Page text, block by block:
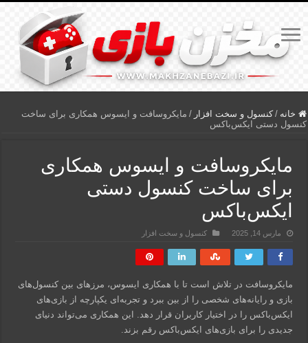
خانه / کنسول و سخت افزار / مایکروسافت و ایسوس همکاری برای ساخت
کنسول دستی ایکس‌باکس
مایکروسافت و ایسوس همکاری
برای ساخت کنسول دستی
ایکس‌باکس
مارس 14, 2025 کنسول و سخت افزار
مایکروسافت در تلاش است تا با همکاری ایسوس، مرزهای بین کنسول‌های
بازی و رایانه‌های شخصی را از بین ببرد و تجربه‌ای یکپارچه از بازی‌های
ایکس‌باکس را در اختیار کاربران قرار دهد. این همکاری می‌تواند دنیای
جدیدی را برای بازی‌های ایکس‌باکس رقم بزند.